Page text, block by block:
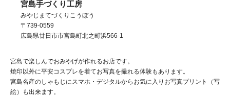
宮島手づくり工房
みやじまてづくりこうぼう
〒739-0559
広島県廿日市市宮島町北之町浜566-1
宮島で楽しんでおみやげが作れるお店です。
焼印以外に平安コスプレを着てお写真を撮れる体験もあります。
宮島名産のしゃもじにスマホ・デジタルからお気に入りお写真プリント（写
絵）も出来ます。